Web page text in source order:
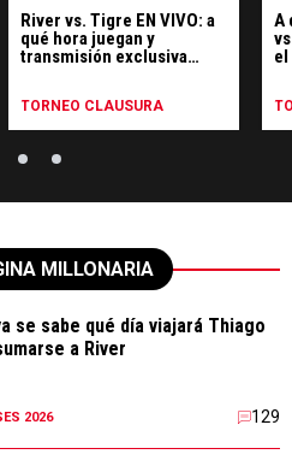
River vs. Tigre EN VIVO: a
qué hora juegan y
transmisión exclusiva
TORNEO CLAUSURA
A
MILLONARIA
se sabe qué día viajará Thiago
a River
2026 129